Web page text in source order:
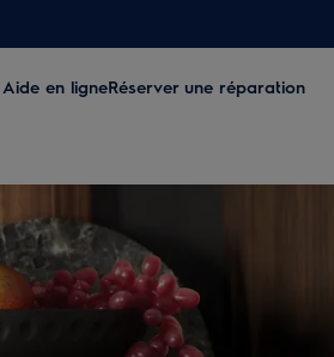
Aide en ligneRéserver une réparation